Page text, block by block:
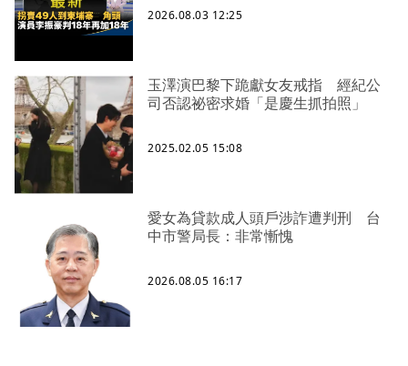
2026.08.03 12:25
玉澤演巴黎下跪獻女友戒指 經紀公
司否認祕密求婚「是慶生抓拍照」
2025.02.05 15:08
愛女為貸款成人頭戶涉詐遭判刑 台
中市警局長：非常慚愧
2026.08.05 16:17